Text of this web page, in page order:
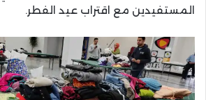
المستفيدين مع اقتراب عيد الفطر.